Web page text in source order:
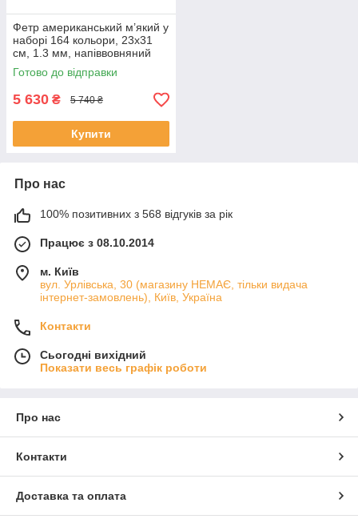
Фетр американський м’який у
наборі 164 кольори, 23х31
см, 1.3 мм, напіввовняний
Готово до відправки
5 630 ₴ 5 740 ₴
Купити
Про нас
100% позитивних з 568 відгуків за рік
Працює з 08.10.2014
м. Київ
вул. Урлівська, 30 (магазину НЕМАЄ, тільки видача
інтернет-замовлень), Київ, Україна
Контакти
Сьогодні вихідний
Показати весь графік роботи
Про нас
Контакти
Доставка та оплата